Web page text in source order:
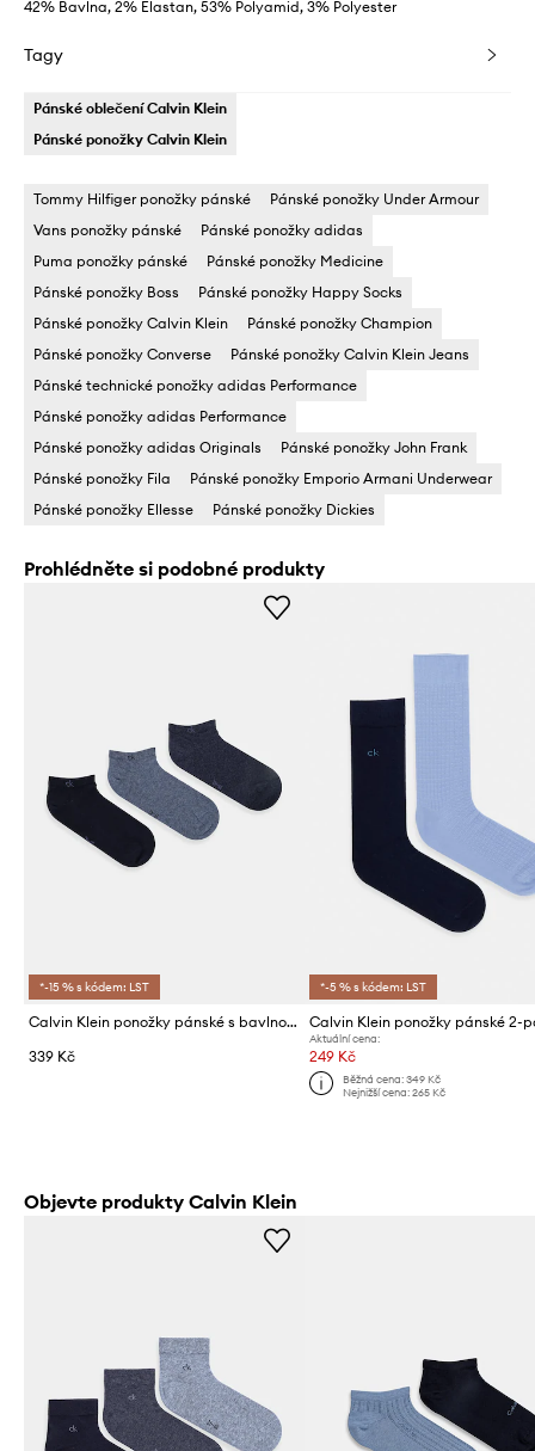
42% Bavlna, 2% Elastan, 53% Polyamid, 3% Polyester
Tagy
Pánské oblečení Calvin Klein
Pánské ponožky Calvin Klein
Tommy Hilfiger ponožky pánské
Pánské ponožky Under Armour
Vans ponožky pánské
Pánské ponožky adidas
Puma ponožky pánské
Pánské ponožky Medicine
Pánské ponožky Boss
Pánské ponožky Happy Socks
Pánské ponožky Calvin Klein
Pánské ponožky Champion
Pánské ponožky Converse
Pánské ponožky Calvin Klein Jeans
Pánské technické ponožky adidas Performance
Pánské ponožky adidas Performance
Pánské ponožky adidas Originals
Pánské ponožky John Frank
Pánské ponožky Fila
Pánské ponožky Emporio Armani Underwear
Pánské ponožky Ellesse
Pánské ponožky Dickies
Prohlédněte si podobné produkty
*-15 % s kódem: LST
Calvin Klein ponožky pánské s bavlnou 3-pack
339 Kč
*-5 % s kódem: LST
Calvin Klein ponožky pánské 2-
Aktuální cena:
249 Kč
Běžná cena: 349 Kč
Nejnižší cena: 265 Kč
Objevte produkty Calvin Klein